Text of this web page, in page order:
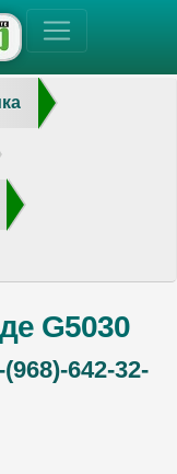
G5030
(968)-642-32-